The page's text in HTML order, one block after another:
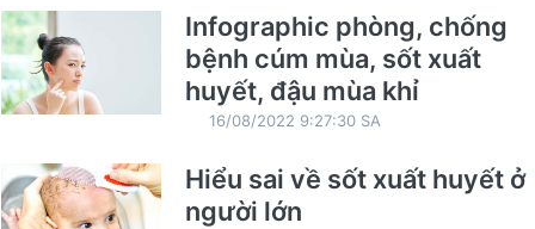
Infographic phòng, chống
bệnh cúm mùa, sốt xuất
huyết, đậu mùa khỉ
16/08/2022 9:27:30 SA
Hiểu sai về sốt xuất huyết ở
người lớn